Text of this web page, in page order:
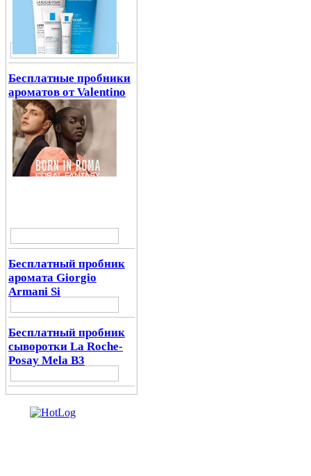
Бесплатные пробники
ароматов от Valentino
Бесплатный пробник
аромата Giorgio
Armani Si
Бесплатный пробник
сыворотки La Roche-
Posay Mela B3